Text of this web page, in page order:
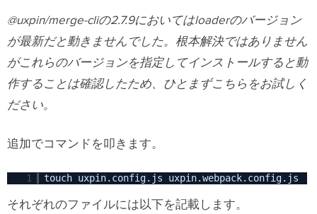
@uxpin/merge-cliの2.7.9においてはloaderのバージョン
が最新だと動きませんでした。根本解決ではありません
がこれらのバージョンを指定してインストールすると動
作することは確認したため、ひとまずこちらをお試しく
ださい。
追加でコマンドを叩きます。
1 touch uxpin.config.js uxpin.webpack.config.js
それぞれのファイルには以下を記載します。